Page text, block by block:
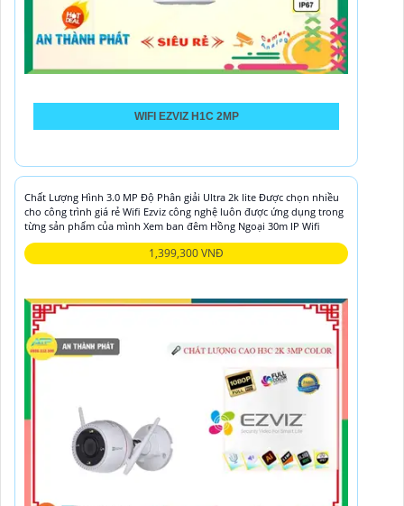
WIFI EZVIZ H1C 2MP
Chất Lượng Hình 3.0 MP Độ Phân giải Ultra 2k lite Được chọn nhiều
cho công trình giá rẻ Wifi Ezviz công nghệ luôn được ứng dụng trong
từng sản phẩm của mình Xem ban đêm Hồng Ngoại 30m IP Wifi
1,399,300 VNĐ